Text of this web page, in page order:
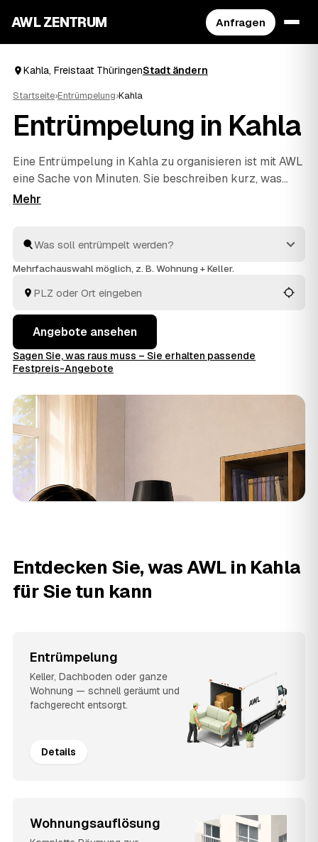
AWL ZENTRUM Anfragen
Kahla, Freistaat ThüringenStadt ändern
Startseite›Entrümpelung›Kahla
Entrümpelung in Kahla
Eine Entrümpelung in Kahla zu organisieren ist mit AWL
eine Sache von Minuten. Sie beschreiben kurz, was
raus soll – ob vollgestellter Keller, Dachboden, eine
Anbieter aus Freistaat Thüringen. Statt einzeln zu
telefonieren vergleichen Sie die Vorschläge in Ruhe und
entsorgen alles fachgerecht.
Mehrfachauswahl möglich, z. B. Wohnung + Keller.
Angebote ansehen
Sagen Sie, was raus muss – Sie erhalten passende
Festpreis-Angebote
Entdecken Sie, was AWL in Kahla
für Sie tun kann
Entrümpelung
Keller, Dachboden oder ganze
Wohnung — schnell geräumt und
fachgerecht entsorgt.
Details
Wohnungsauflösung